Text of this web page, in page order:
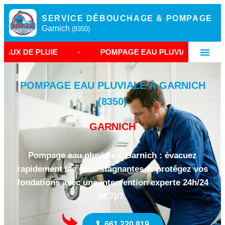
SERVICE DÉBOUCHAGE & POMPAGE
Garnich (8350)
• POMPAGE EAU PLUVIALE GARNICH •
POMPAGE EAU PLUVIALE À GARNICH
(8350)
GARNICH
Pompage eau pluviale à Garnich : évacuez
rapidement les eaux stagnantes et protégez vos
fondations avec une intervention experte 24h/24
et 7j/7.